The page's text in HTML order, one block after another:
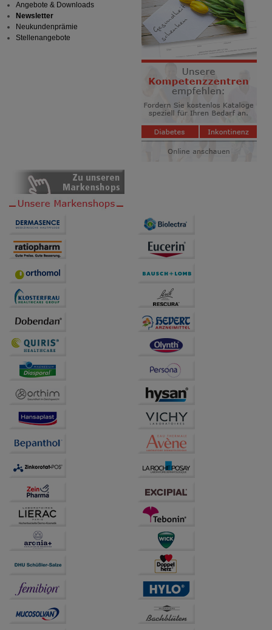
Angebote & Downloads
Newsletter
Neukundenprämie
Stellenangebote